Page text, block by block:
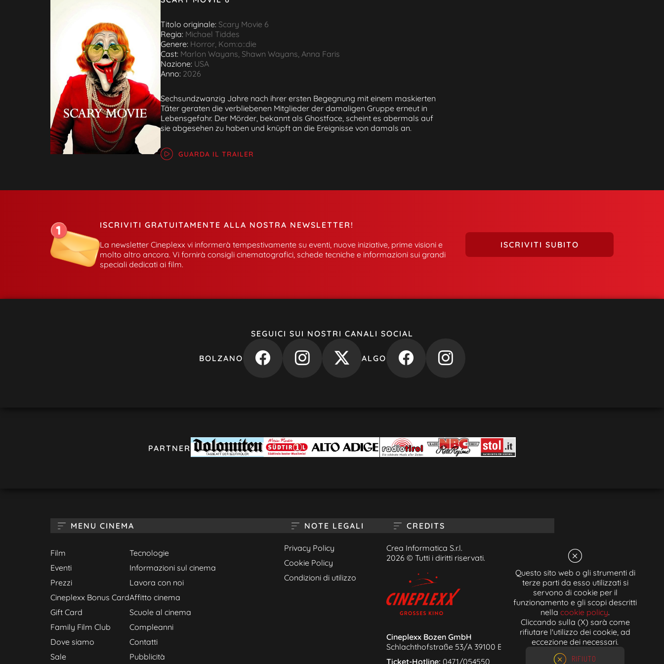
Questo sito web o gli strumenti di
terze parti da esso utilizzati si
servono di cookie per il
funzionamento e gli scopi descritti
nella cookie policy.
Cliccando sulla (X) sarà come
rifiutare l'utilizzo dei cookie, ad
eccezione dei necessari.
RIFIUTO
Titolo originale: Scary Movie 6
Regia: Michael Tiddes
Genere: Horror, Kom:o::die
Cast: Marlon Wayans, Shawn Wayans, Anna Faris
Nazione: USA
Anno: 2026
Sechsundzwanzig Jahre nach ihrer ersten Begegnung mit einem maskierten
Täter geraten die verbliebenen Mitglieder der damaligen Gruppe erneut in
Lebensgefahr. Der Mörder, bekannt als Ghostface, scheint es abermals auf
sie abgesehen zu haben und knüpft an die Ereignisse von damals an.
GUARDA IL TRAILER
ISCRIVITI GRATUITAMENTE ALLA NOSTRA NEWSLETTER!
La newsletter Cineplexx vi informerà tempestivamente su eventi, nuove iniziative, prime visioni e
molto altro ancora. Vi fornirà consigli cinematografici, schede tecniche e informazioni sui grandi
speciali dedicati ai film.
ISCRIVITI SUBITO
SEGUICI SUI NOSTRI CANALI SOCIAL
BOLZANO ALGO
PARTNER
MENU CINEMA
Film
Eventi
Prezzi
Cineplexx Bonus Card
Gift Card
Family Film Club
Dove siamo
Sale
Tecnologie
Informazioni sul cinema
Lavora con noi
Affitto cinema
Scuole al cinema
Compleanni
Contatti
Pubblicità
NOTE LEGALI
Privacy Policy
Cookie Policy
Condizioni di utilizzo
CREDITS
Crea Informatica S.r.l.
2026 © Tutti i diritti riservati.
Cineplexx Bozen GmbH
Schlachthofstraße 53/A 39100 Bozen (BZ)
Ticket-Hotline: 0471/054550